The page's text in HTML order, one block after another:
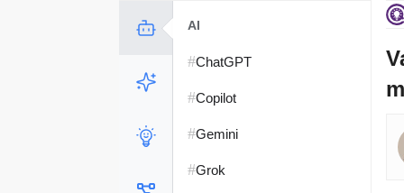
AI
#ChatGPT
#Copilot
#Gemini
#Grok